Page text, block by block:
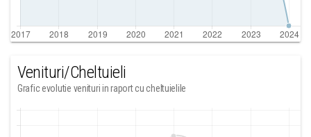
Venituri/Cheltuieli
Grafic evolutie venituri in raport cu cheltuielile